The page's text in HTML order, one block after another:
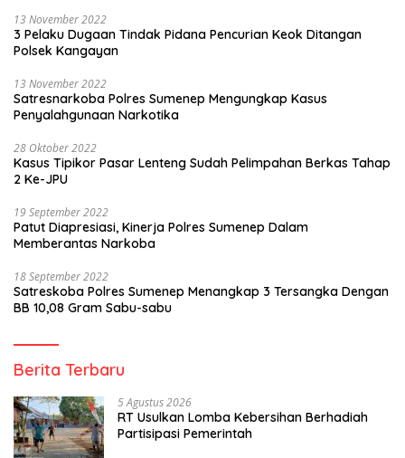
13 November 2022
3 Pelaku Dugaan Tindak Pidana Pencurian Keok Ditangan
Polsek Kangayan
13 November 2022
Satresnarkoba Polres Sumenep Mengungkap Kasus
Penyalahgunaan Narkotika
28 Oktober 2022
Kasus Tipikor Pasar Lenteng Sudah Pelimpahan Berkas Tahap
2 Ke-JPU
19 September 2022
Patut Diapresiasi, Kinerja Polres Sumenep Dalam
Memberantas Narkoba
18 September 2022
Satreskoba Polres Sumenep Menangkap 3 Tersangka Dengan
BB 10,08 Gram Sabu-sabu
Berita Terbaru
5 Agustus 2026
RT Usulkan Lomba Kebersihan Berhadiah
Partisipasi Pemerintah